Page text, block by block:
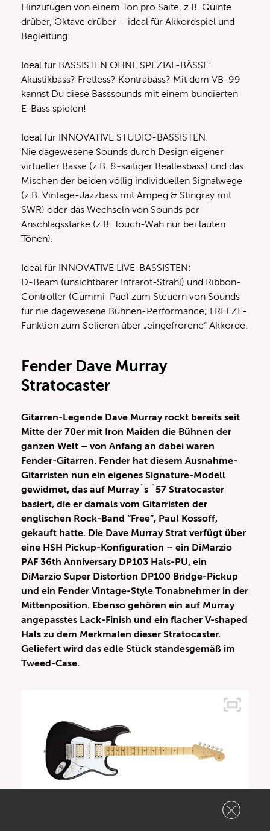
Hinzufügen von einem Ton pro Saite, z.B. Quinte
drüber, Oktave drüber – ideal für Akkordspiel und
Begleitung!
Ideal für BASSISTEN OHNE SPEZIAL-BÄSSE:
Akustikbass? Fretless? Kontrabass? Mit dem VB-99
kannst Du diese Basssounds mit einem bundierten
E-Bass spielen!
Ideal für INNOVATIVE STUDIO-BASSISTEN:
Nie dagewesene Sounds durch Design eigener
virtueller Bässe (z.B. 8-saitiger Beatlesbass) und das
Mischen der beiden völlig individuellen Signalwege
(z.B. Vintage-Jazzbass mit Ampeg & Stingray mit
SWR) oder das Wechseln von Sounds per
Anschlagsstärke (z.B. Touch-Wah nur bei lauten
Tönen).
Ideal für INNOVATIVE LIVE-BASSISTEN:
D-Beam (unsichtbarer Infrarot-Strahl) und Ribbon-
Controller (Gummi-Pad) zum Steuern von Sounds
für nie dagewesene Bühnen-Performance; FREEZE-
Funktion zum Solieren über „eingefrorene“ Akkorde.
Fender Dave Murray
Stratocaster
Gitarren-Legende Dave Murray rockt bereits seit
Mitte der 70er mit Iron Maiden die Bühnen der
ganzen Welt – von Anfang an dabei waren
Fender-Gitarren. Fender hat diesem Ausnahme-
Gitarristen nun ein eigenes Signature-Modell
gewidmet, das auf Murray´s ´57 Stratocaster
basiert, die er damals vom Gitarristen der
englischen Rock-Band “Free”, Paul Kossoff,
gekauft hatte. Die Dave Murray Strat verfügt über
eine HSH Pickup-Konfiguration – ein DiMarzio
PAF 36th Anniversary DP103 Hals-PU, ein
DiMarzio Super Distortion DP100 Bridge-Pickup
und ein Fender Vintage-Style Tonabnehmer in der
Mittenposition. Ebenso gehören ein auf Murray
angepasstes Lack-Finish und ein flacher V-shaped
Hals zu dem Merkmalen dieser Stratocaster.
Geliefert wird das edle Stück standesgemäß im
Tweed-Case.